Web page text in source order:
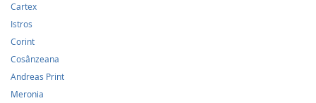
Cartex
Istros
Corint
Cosânzeana
Andreas Print
Meronia